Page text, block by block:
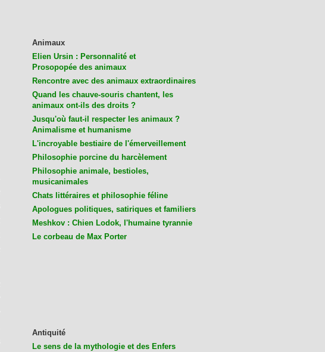
Animaux
Elien Ursin : Personnalité et
Prosopopée des animaux
Rencontre avec des animaux extraordinaires
Quand les chauve-souris chantent, les
animaux ont-ils des droits ?
Jusqu'où faut-il respecter les animaux ?
Animalisme et humanisme
L'incroyable bestiaire de l'émerveillement
Philosophie porcine du harcèlement
Philosophie animale, bestioles,
musicanimales
Chats littéraires et philosophie féline
Apologues politiques, satiriques et familiers
Meshkov : Chien Lodok, l'humaine tyrannie
Le corbeau de Max Porter
Antiquité
Le sens de la mythologie et des Enfers